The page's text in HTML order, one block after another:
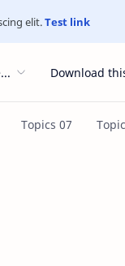
elit.Test link
Download